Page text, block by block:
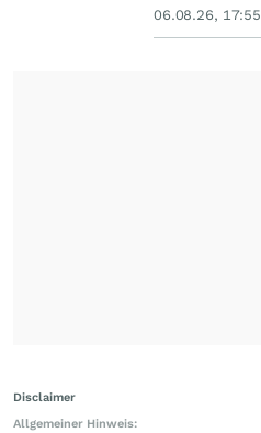
06.08.26, 17:55
Disclaimer
Allgemeiner Hinweis: